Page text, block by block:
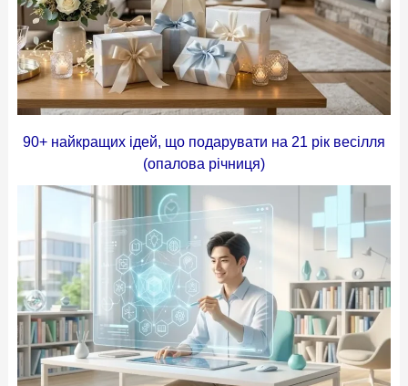
90+ найкращих ідей, що подарувати на 21 рік весілля
(опалова річниця)